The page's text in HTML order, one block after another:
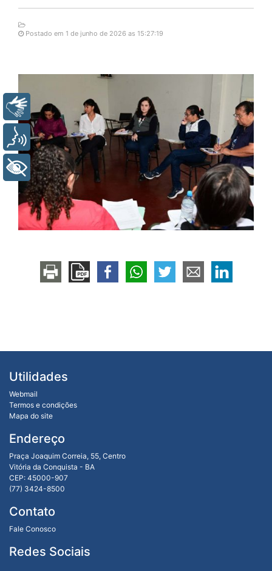
Postado em 1 de junho de 2026 as 15:27:19
Utilidades
Webmail
Termos e condições
Mapa do site
Endereço
Praça Joaquim Correia, 55, Centro
Vitória da Conquista - BA
CEP: 45000-907
(77) 3424-8500
Contato
Fale Conosco
Redes Sociais
Libras
Voz
+ Acessibilidade